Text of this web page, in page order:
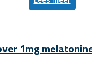
5
mg
1mg